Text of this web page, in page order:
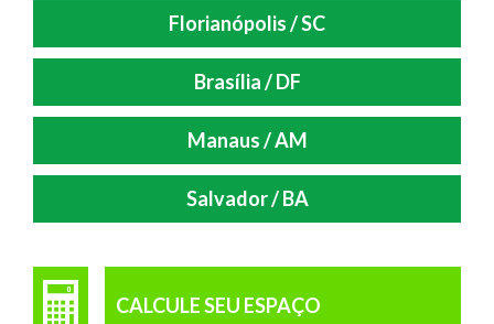
Florianópolis / SC
Brasília / DF
Manaus / AM
Salvador / BA
CALCULE SEU ESPAÇO